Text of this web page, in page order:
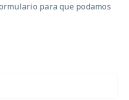
para que podamos